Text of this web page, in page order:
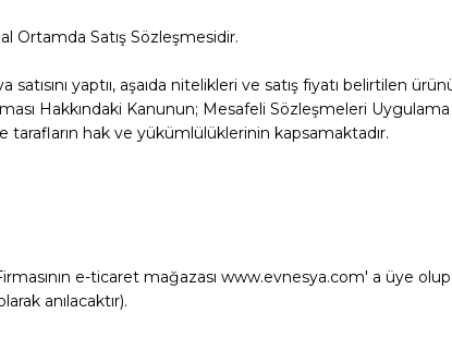
Ortamda Satış Sözleşmesidir.
satısını yaptıı, aşaıda nitelikleri ve satış fiyatı belirtilen
Hakkındaki Kanunun; Mesafeli Sözleşmeleri
hak ve yükümlülüklerinin kapsamaktadır.
e-ticaret mağazası www.evnesya.com' a üye
anılacaktır).